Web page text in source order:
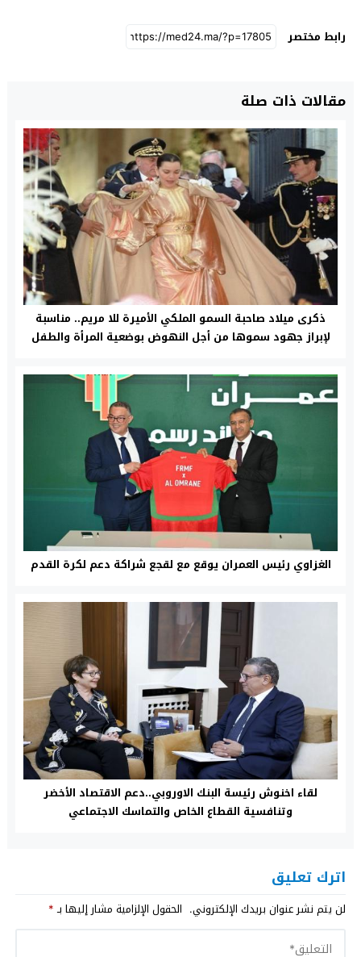
رابط مختصر
مقالات ذات صلة
ذكرى ميلاد صاحبة السمو الملكي الأميرة للا مريم.. مناسبة
لإبراز جهود سموها من أجل النهوض بوضعية المرأة والطفل
الغزاوي رئيس العمران يوقع مع لقجع شراكة دعم لكرة القدم
لقاء اخنوش رئيسة البنك الاوروبي..دعم الاقتصاد الأخضر
وتنافسية القطاع الخاص والتماسك الاجتماعي
اترك تعليق
لن يتم نشر عنوان بريدك الإلكتروني. الحقول الإلزامية مشار إليها بـ*